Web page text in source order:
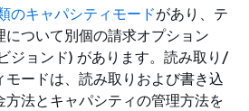
のキャパシティモードがあり、テ
について別個の請求オプション
ジョンド) があります。読み取り/
ードは、読み取りおよび書き込
法とキャパシティの管理方法を